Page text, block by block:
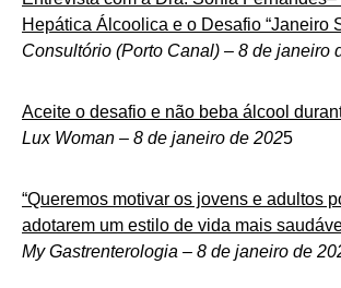
Hepática Álcoolica e o Desafio “Janeiro
Consultório (Porto Canal) – 8 de janeiro
Aceite o desafio e não beba álcool
Lux Woman – 8 de janeiro de 2025
“Queremos motivar os jovens e adultos
adotarem um estilo de vida mais
My Gastrenterologia – 8 de janeiro de